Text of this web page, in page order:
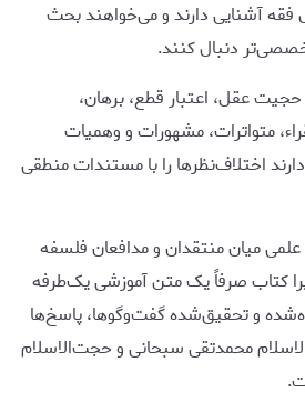
آشنایی دارند و می‌خواهند بحث
دنبال کنند.
حجیت عقل، اعتبار قطع، برهان،
متواترات، مشهورات و وهمیات
اختلاف‌نظرها را با مستندات منطقی
میان منتقدان و مدافعان فلسفه
کتاب صرفاً یک متن آموزشی یک‌طرفه
و تحقیق‌شده گفت‌وگوها، پاسخ‌ها
محمدتقی سبحانی و حجت‌الاسلام